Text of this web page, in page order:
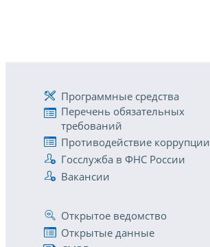
Программные средства
Перечень обязательных
требований
Противодействие коррупции
Госслужба в ФНС России
Вакансии
Открытое ведомство
Открытые данные